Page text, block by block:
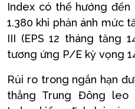
Index có thể hướng đến
1.380 khi phản ánh mức
III (EPS 12 tháng tăng
tương ứng P/E kỳ vọng
Rủi ro trong ngắn hạn
thẳng Trung Đông leo